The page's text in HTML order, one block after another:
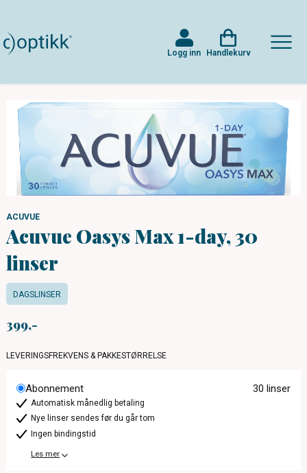
Logg inn Handlekurv
ACUVUE
Acuvue Oasys Max 1-day, 30
linser
DAGSLINSER
399
LEVERINGSFREKVENS & PAKKESTØRRELSE
Abonnement 30 linser
Automatisk månedlig betaling
Nye linser sendes før du går tom
Ingen bindingstid
Les mer